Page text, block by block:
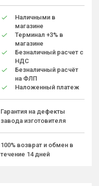
Наличными в
магазине
Терминал +3% в
магазине
Безналичный расчет с
НДС
Безналичный расчёт
на ФЛП
Наложенный платеж
Гарантия на дефекты
завода изготовителя
100% возврат и обмен в
течение 14 дней